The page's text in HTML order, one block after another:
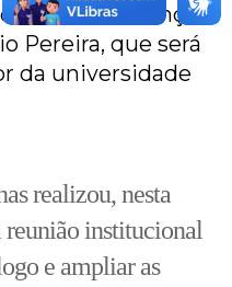
Carmo Lourenço
Pereira, que será
da universidade
realizou, nesta
institucional
e ampliar as